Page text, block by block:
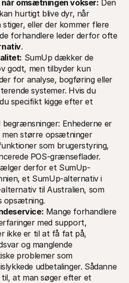
omsætningen vokser: Den
hurtigt blive dyr, når
eller der kommer flere
forhandlere leder derfor ofte
.
SumUp dækker de
godt, men tilbyder kun
for analyse, bogføring eller
systemer. Hvis du
forventer mere, bør du specifikt kigge efter et
begrænsninger: Enhederne er
men større opsætninger
som brugerstyring,
POS-grænseflader.
derfor et SumUp-
et SumUp-alternativ i
til Australien, som
opsætning.
Mange forhandlere
med support,
ikke er til at få fat på,
og manglende
problemer som
udbetalinger. Sådanne
oplevelser fører ofte til, at man søger efter et